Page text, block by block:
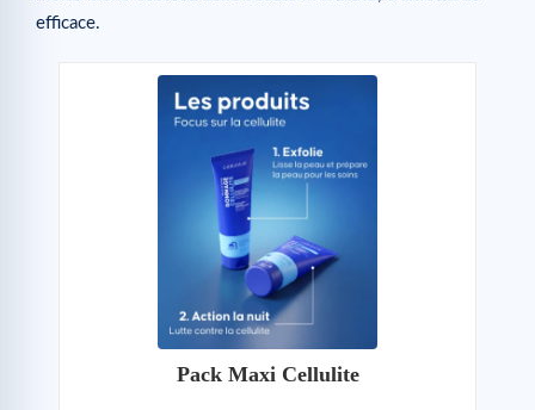
efficace.
Pack Maxi Cellulite